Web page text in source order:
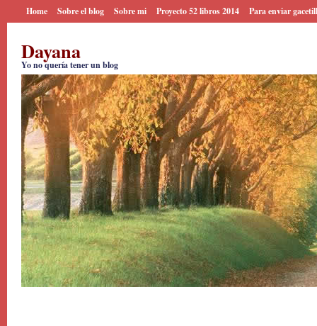
Home Sobre el blog Sobre mi Proyecto 52 libros 2014 Para enviar
Dayana
Yo no quería tener un blog